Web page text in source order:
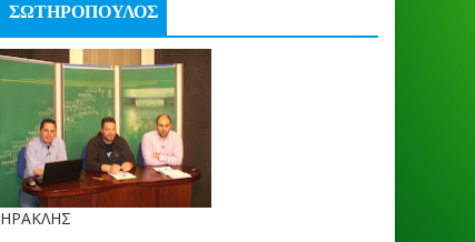
ΣΩΤΗΡΟΠΟΥΛΟΣ
ΗΡΑΚΛΗΣ